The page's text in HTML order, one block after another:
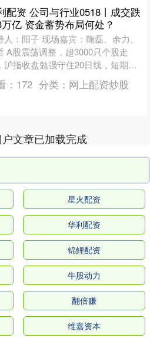
配资 公司与行业0518丨成交跌
亿 资金蓄势布局何处？
人：阳子 现场嘉宾：鞠磊、余力、
A股震荡调整，超3000只个股走
沪指收盘勉强守住20日线，短期支
否有效？市场大幅缩量，是蓄势休
是走弱信号？....
： 172 分类： 网上配资炒股
文章已加载完成
星火配资
华利配资
锦鲤配资
牛股动力
翻倍赚
维嘉资本